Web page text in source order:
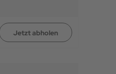
Jetzt abholen